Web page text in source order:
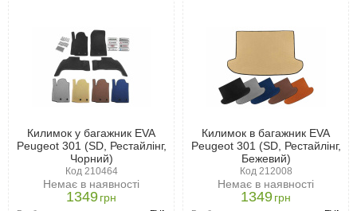
Килимок у багажник EVA
Peugeot 301 (SD, Рестайлінг,
Чорний)
Код 210464
Немає в наявності
1349грн
Килимок в багажник EVA
Peugeot 301 (SD, Рестайлінг,
Бежевий)
Код 212008
Немає в наявності
1349грн